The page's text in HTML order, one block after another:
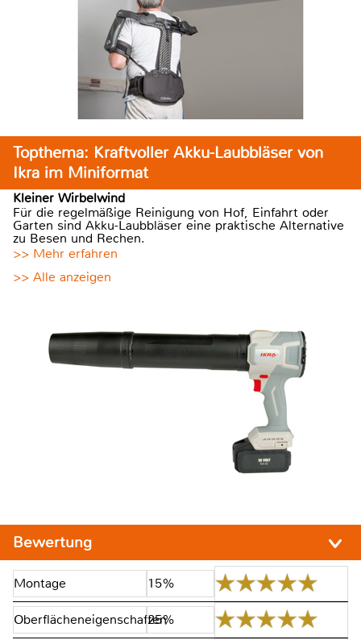
Topthema: Kraftvoller Akku-Laubbläser von
Ikra im Miniformat
Kleiner Wirbelwind
Für die regelmäßige Reinigung von Hof, Einfahrt oder
Garten sind Akku-Laubbläser eine praktische Alternative
zu Besen und Rechen.
>> Mehr erfahren
>> Alle anzeigen
Bewertung
Montage 15%
Oberflächeneigenschaften
25%